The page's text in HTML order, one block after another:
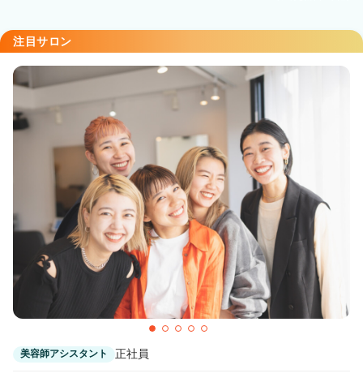
Agu hair tohri 南郷18丁目店
Agu hair gata 東札幌
東札幌駅 徒歩1分
注目サロン
美容師アシスタント 正社員